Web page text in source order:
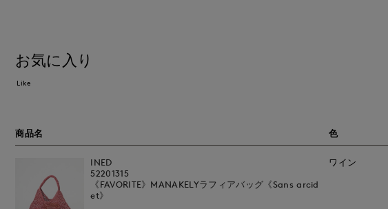
お気に入り
Like
商品名 色
INED
52201315
《FAVORITE》MANAKELYラフィアバッグ《Sans arcid
et》
ワイン